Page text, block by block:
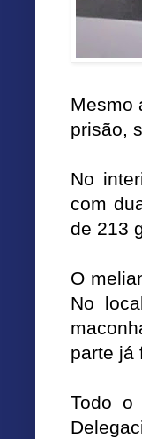
Mesmo
prisão,
No
com
de 213
O
No
parte já
Todo o